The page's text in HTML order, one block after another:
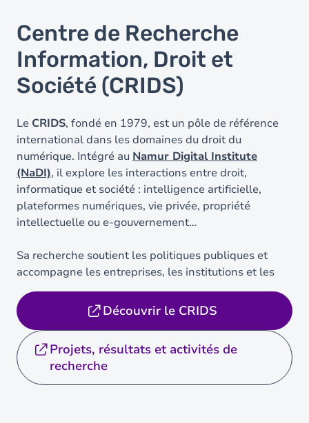
Centre de Recherche
Information, Droit et
Société (CRIDS)
Le CRIDS, fondé en 1979, est un pôle de référence
international dans les domaines du droit du
numérique. Intégré au Namur Digital Institute
(NaDI), il explore les interactions entre droit,
informatique et société : intelligence artificielle,
plateformes numériques, vie privée, propriété
intellectuelle ou e-gouvernement…
Sa recherche soutient les politiques publiques et
accompagne les entreprises, les institutions et les
citoyens dans la compréhension juridique du…Lire
plus
Découvrir le CRIDS
Projets, résultats et activités de
recherche